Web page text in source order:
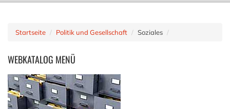
Startseite Politik und Gesellschaft Soziales
WEBKATALOG MENÜ